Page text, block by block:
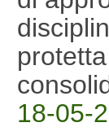
18-05-